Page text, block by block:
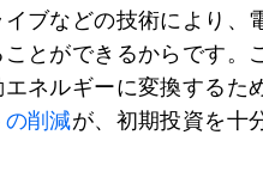
ブなどの技術により、
とができるからです。
ネルギーに変換するた
削減が、初期投資を十